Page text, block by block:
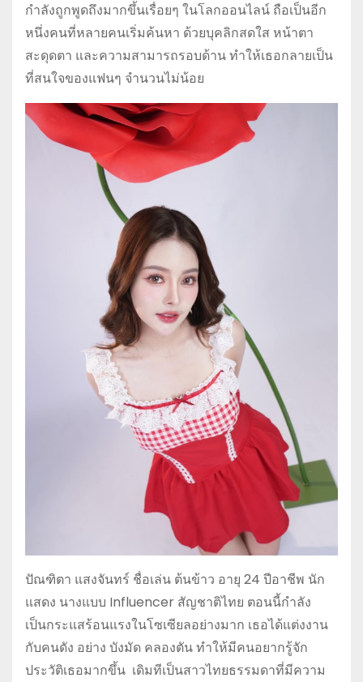
กำลังถูกพูดถึงมากขึ้นเรื่อยๆ ในโลกออนไลน์ ถือเป็นอีก
หนึ่งคนที่หลายคนเริ่มค้นหา ด้วยบุคลิกสดใส หน้าตา
สะดุดตา และความสามารถรอบด้าน ทำให้เธอกลายเป็น
ที่สนใจของแฟนๆ จำนวนไม่น้อย
ปัณฑิตา แสงจันทร์ ชื่อเล่น ต้นข้าว อายุ 24 ปีอาชีพ นัก
แสดง นางแบบ Influencer สัญชาติไทย ตอนนี้กำลัง
เป็นกระแสร้อนแรงในโซเซียลอย่างมาก เธอได้แต่งงาน
กับคนดัง อย่าง บังมัด คลองตัน ทำให้มีคนอยากรู้จัก
ประวัติเธอมากขึ้น เดิมทีเป็นสาวไทยธรรมดาที่มีความ